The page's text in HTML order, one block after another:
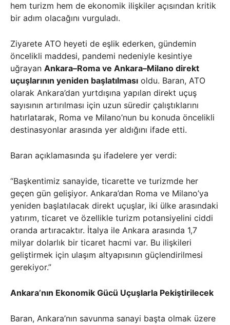
hem turizm hem de ekonomik ilişkiler açısından kritik
bir adım olacağını vurguladı.
Ziyarete ATO heyeti de eşlik ederken, gündemin
öncelikli maddesi, pandemi nedeniyle kesintiye
uğrayan Ankara–Roma ve Ankara–Milano direkt
uçuşlarının yeniden başlatılması oldu. Baran, ATO
olarak Ankara’dan yurtdışına yapılan direkt uçuş
sayısının artırılması için uzun süredir çalıştıklarını
hatırlatarak, Roma ve Milano’nun bu konuda öncelikli
destinasyonlar arasında yer aldığını ifade etti.
Baran açıklamasında şu ifadelere yer verdi:
“Başkentimiz sanayide, ticarette ve turizmde her
geçen gün gelişiyor. Ankara’dan Roma ve Milano’ya
yeniden başlatılacak direkt uçuşlar, iki ülke arasındaki
yatırım, ticaret ve özellikle turizm potansiyelini ciddi
oranda artıracaktır. İtalya ile Ankara arasında 1,7
milyar dolarlık bir ticaret hacmi var. Bu ilişkileri
geliştirmek için ulaşım altyapısının güçlendirilmesi
gerekiyor.”
Ankara’nın Ekonomik Gücü Uçuşlarla Pekiştirilecek
Baran, Ankara’nın savunma sanayi başta olmak üzere